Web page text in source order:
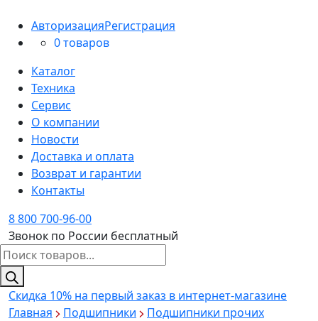
АвторизацияРегистрация
0 товаров
Каталог
Техника
Сервис
О компании
Новости
Доставка и оплата
Возврат и гарантии
Контакты
8 800 700-96-00
Звонок по России бесплатный
Поиск
товаров
Скидка 10% на первый заказ в интернет-магазине
Главная
Подшипники
Подшипники прочих